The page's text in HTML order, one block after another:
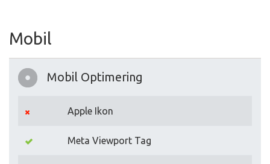
Mobil
Mobil Optimering
Apple Ikon
Meta Viewport Tag